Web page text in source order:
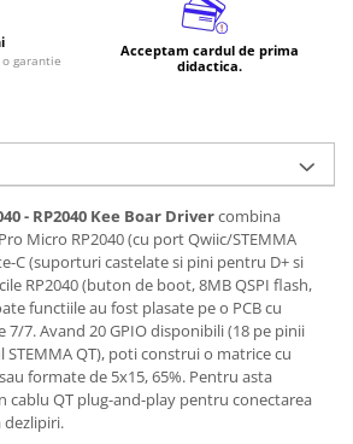
garantie
Acceptam cardul de prima
didactica.
- RP2040 Kee Boar Drivercombina
Micro RP2040 (cu port Qwiic/STEMMA
C (suporturi castelate si pini pentru D+ si
RP2040 (buton de boot, 8MB QSPI flash,
functiile au fost plasate pe o PCB cu
7. Avand 20 GPIO disponibili (18 pe pinii
QT), poti construi o matrice cu
formate de 5x15, 65%. Pentru asta
cablu QT plug-and-play pentru conectarea
dezlipiri.